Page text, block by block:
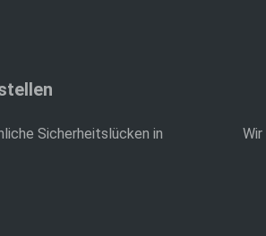
Sicherheitslücken in